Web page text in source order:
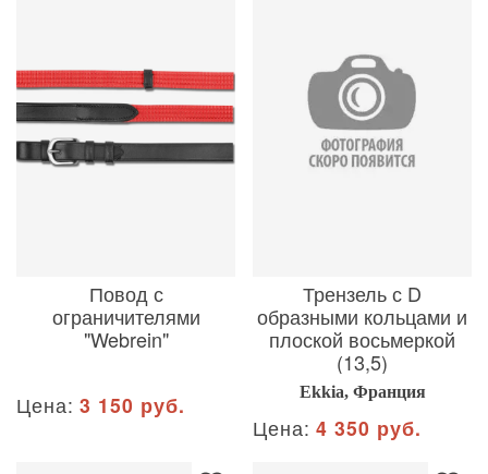
Повод с
ограничителями
"Webrein"
Цена: 3 150 руб.
Трензель с D
образными кольцами и
плоской восьмеркой
(13,5)
Ekkia, Франция
Цена: 4 350 руб.